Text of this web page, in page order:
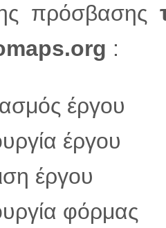
πρόσβασης
:
έργου
έργου
έργου
φόρμας